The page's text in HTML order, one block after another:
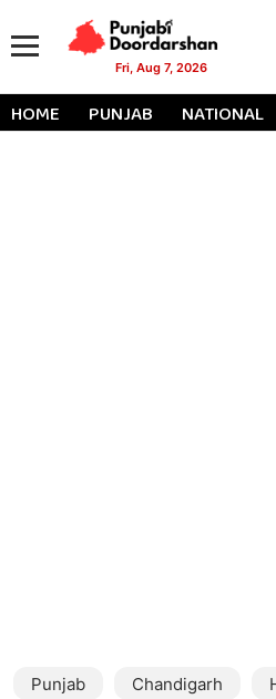
Fri, Aug 7, 2026
HOME PUNJAB NATIONAL
Punjab Chandigarh